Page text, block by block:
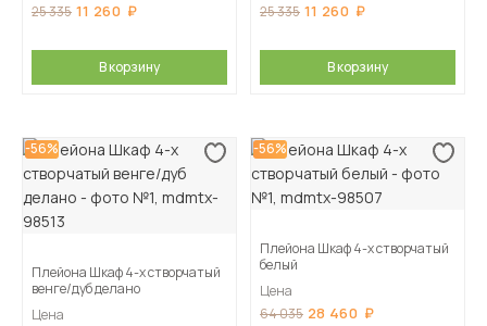
25 335 11 260
В корзину
25 335 11 260
В корзину
-56%
Плейона Шкаф 4-х створчатый
венге/дуб делано
Цена
-56%
Плейона Шкаф 4-х створчатый
белый
Цена
64 035 28 460